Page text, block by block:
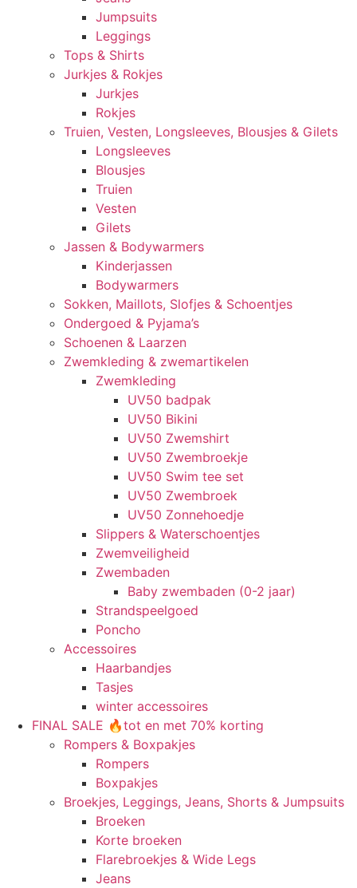
Jumpsuits
Leggings
Tops & Shirts
Jurkjes & Rokjes
Jurkjes
Rokjes
Truien, Vesten, Longsleeves, Blousjes & Gilets
Longsleeves
Blousjes
Truien
Vesten
Gilets
Jassen & Bodywarmers
Kinderjassen
Bodywarmers
Sokken, Maillots, Slofjes & Schoentjes
Ondergoed & Pyjama’s
Schoenen & Laarzen
Zwemkleding & zwemartikelen
Zwemkleding
UV50 badpak
UV50 Bikini
UV50 Zwemshirt
UV50 Zwembroekje
UV50 Swim tee set
UV50 Zwembroek
UV50 Zonnehoedje
Slippers & Waterschoentjes
Zwemveiligheid
Zwembaden
Baby zwembaden (0-2 jaar)
Strandspeelgoed
Poncho
Accessoires
Haarbandjes
Tasjes
winter accessoires
FINAL SALE 🔥tot en met 70% korting
Rompers & Boxpakjes
Rompers
Boxpakjes
Broekjes, Leggings, Jeans, Shorts & Jumpsuits
Broeken
Korte broeken
Flarebroekjes & Wide Legs
Jeans